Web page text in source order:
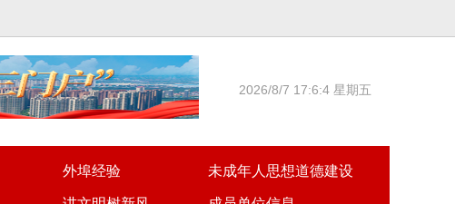
2026/8/7 17:6:4 星期五
外埠经验 未成年人思想道德建设